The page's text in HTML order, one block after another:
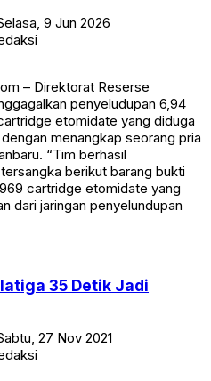
9 Jun 2026
– Direktorat Reserse
penyeludupan 6,94
etomidate yang diduga
menangkap seorang pria
“Tim berhasil
berikut barang bukti
cartridge etomidate yang
dari jaringan penyelundupan
35 Detik Jadi
27 Nov 2021